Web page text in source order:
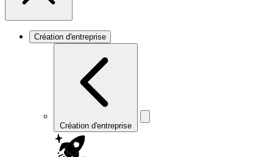
Création d'entreprise
Création d'entreprise